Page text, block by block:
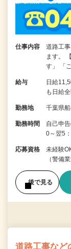
仕事内容
道路工
ます。
す」 「
給与
日給
も日給
勤務地 千葉県
勤務時間
自己申
0～翌5
応募資格
未経験
（警備
後で見る
道路工事など